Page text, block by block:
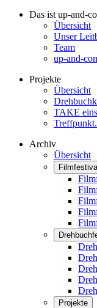
Das ist up-and-
Übersicht
Unser
Team
up-and-
Projekte
Übersicht
TAKE eins
Archiv
Übersicht
Projekte